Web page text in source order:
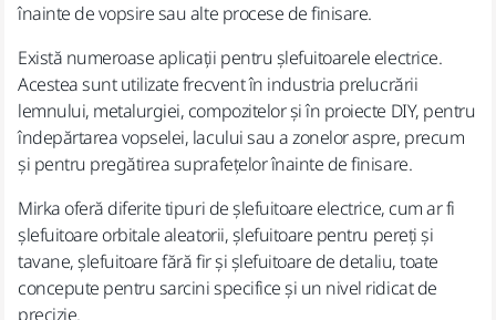
înainte de vopsire sau alte procese de finisare.
Există numeroase aplicații pentru șlefuitoarele electrice.
Acestea sunt utilizate frecvent în industria prelucrării
lemnului, metalurgiei, compozitelor și în proiecte DIY, pentru
îndepărtarea vopselei, lacului sau a zonelor aspre, precum
și pentru pregătirea suprafețelor înainte de finisare.
Mirka oferă diferite tipuri de șlefuitoare electrice, cum ar fi
șlefuitoare orbitale aleatorii, șlefuitoare pentru pereți și
tavane, șlefuitoare fără fir și șlefuitoare de detaliu, toate
concepute pentru sarcini specifice și un nivel ridicat de
precizie.